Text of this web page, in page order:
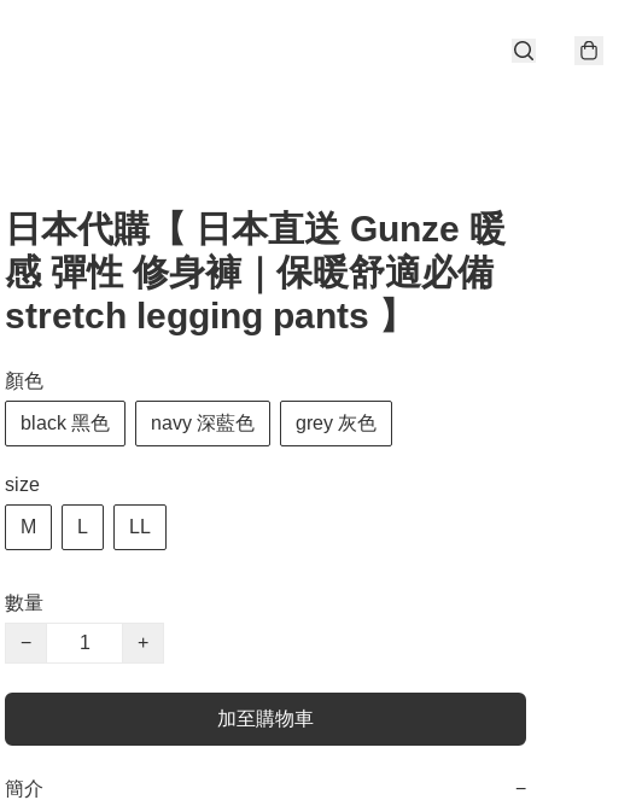
日本代購【 日本直送 Gunze 暖
感 彈性 修身褲｜保暖舒適必備
stretch legging pants 】
顏色
black 黑色 navy 深藍色 grey 灰色
size
M L LL
數量
−
+
加至購物車
簡介 −